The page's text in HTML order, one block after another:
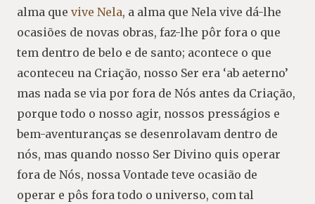
alma que vive Nela, a alma que Nela vive dá-lhe
ocasiões de novas obras, faz-lhe pôr fora o que
tem dentro de belo e de santo; acontece o que
aconteceu na Criação, nosso Ser era ‘ab aeterno’
mas nada se via por fora de Nós antes da Criação,
porque todo o nosso agir, nossos presságios e
bem-aventuranças se desenrolavam dentro de
nós, mas quando nosso Ser Divino quis operar
fora de Nós, nossa Vontade teve ocasião de
operar e pôs fora todo o universo, com tal